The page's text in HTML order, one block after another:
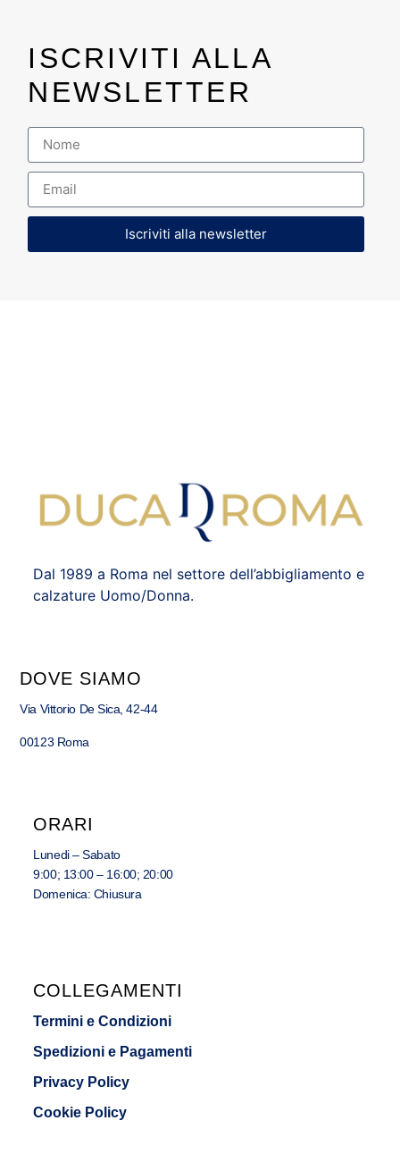
ISCRIVITI ALLA
NEWSLETTER
Iscriviti alla newsletter
Dal 1989 a Roma nel settore dell’abbigliamento e
calzature Uomo/Donna.
DOVE SIAMO
Via Vittorio De Sica, 42-44
00123 Roma
ORARI
Lunedi – Sabato
9:00; 13:00 – 16:00; 20:00
Domenica: Chiusura
COLLEGAMENTI
Termini e Condizioni
Spedizioni e Pagamenti
Privacy Policy
Cookie Policy